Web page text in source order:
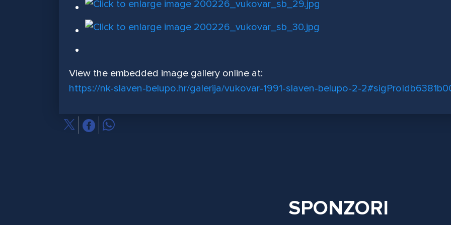
View the embedded image gallery online at:
https://nk-slaven-belupo.hr/galerija/vukovar-1991-slaven-belupo-2-
SPONZORI